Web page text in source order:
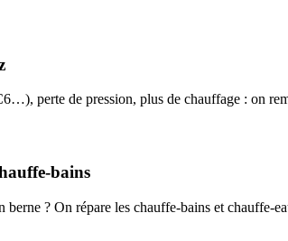
perte de pression, plus de chauffage : on
bains
berne ? On répare les chauffe-bains et chauffe-